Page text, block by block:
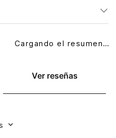
Ver reseñas
Cargando el resumen…